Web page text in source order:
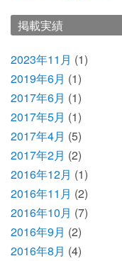
掲載実績
2023年11月 (1)
2019年6月 (1)
2017年6月 (1)
2017年5月 (1)
2017年4月 (5)
2017年2月 (2)
2016年12月 (1)
2016年11月 (2)
2016年10月 (7)
2016年9月 (2)
2016年8月 (4)